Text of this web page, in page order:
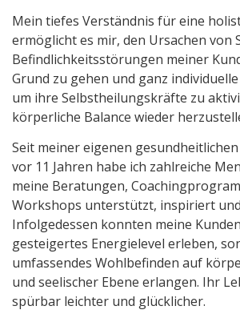
Mein tiefes Verständnis für eine
ermöglicht es mir, den Ursachen von
Befindlichkeitsstörungen meiner
Grund zu gehen und ganz
um ihre Selbstheilungskräfte zu
körperliche Balance wieder
Seit meiner eigenen
vor 11 Jahren habe ich zahlreiche
meine Beratungen,
Workshops unterstützt, inspiriert
Infolgedessen konnten meine
gesteigertes Energielevel erleben,
umfassendes Wohlbefinden auf
und seelischer Ebene erlangen. Ihr
spürbar leichter und glücklicher.